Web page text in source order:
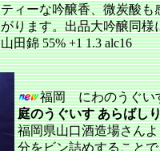
ティーな吟醸香、微炭酸
がります。出品大吟醸同
山田錦 55% +1 1.3 alc16
福岡 にわのうぐ
庭のうぐいす あらばし
福岡県山口酒造場さん
分をビン詰めすること